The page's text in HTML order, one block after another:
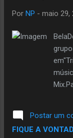
Por NP - maio 29,
Voz
Postar um
FIQUE A